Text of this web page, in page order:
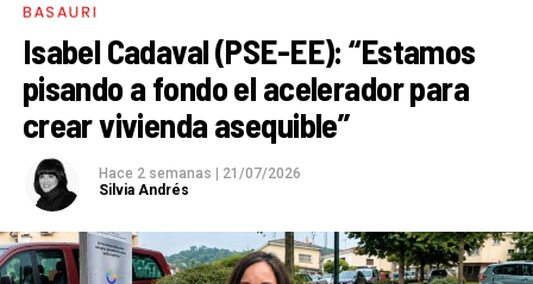
BASAURI
Isabel Cadaval (PSE-EE): “Estamos
pisando a fondo el acelerador para
crear vivienda asequible”
Hace 2 semanas
21/07/2026
Silvia Andrés